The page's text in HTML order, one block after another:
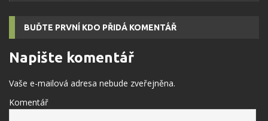
BUĎTE PRVNÍ KDO PŘIDÁ KOMENTÁŘ
Napište komentář
Vaše e-mailová adresa nebude zveřejněna.
Komentář